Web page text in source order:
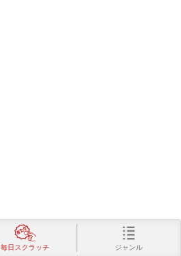
毎日スクラッチ ジャンル